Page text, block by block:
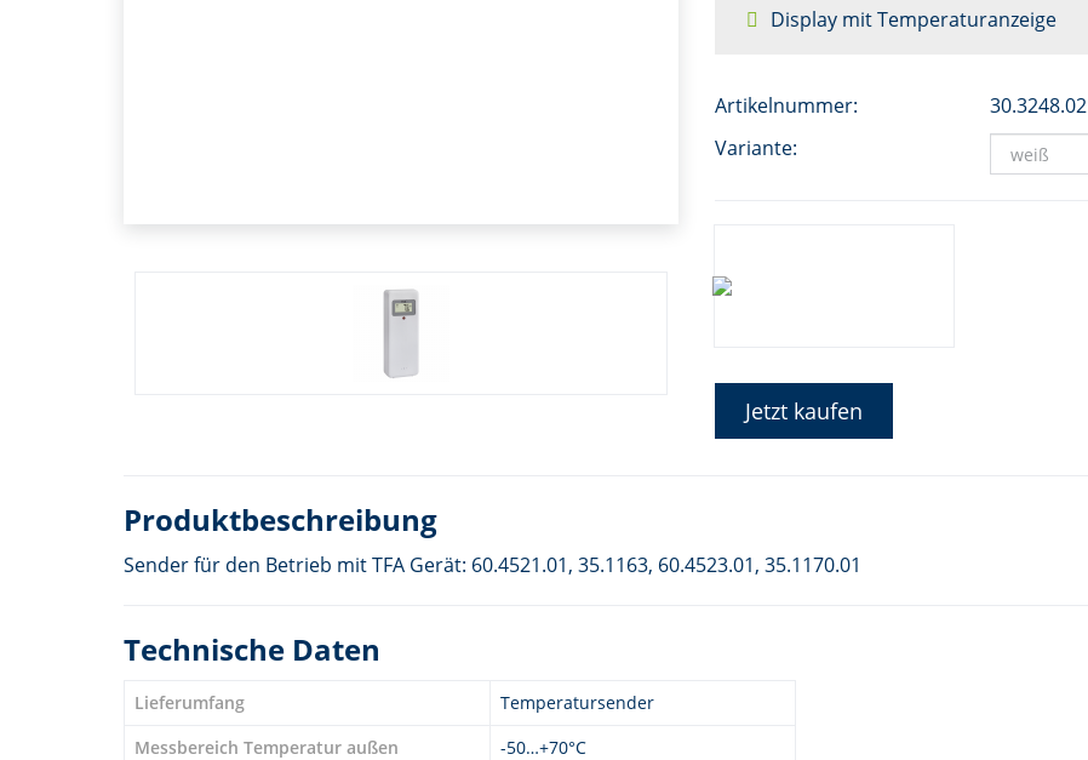
Display mit Temperaturanzeige
Artikelnummer:
30.3248.02
Variante:
Jetzt kaufen
Produktbeschreibung
Sender für den Betrieb mit TFA Gerät: 60.4521.01, 35.1163, 60.4523.01, 35.1170.01
Technische Daten
Lieferumfang
Temperatursender
Messbereich Temperatur außen
-50…+70°C